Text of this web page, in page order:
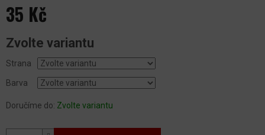
35 Kč
cena:
Zvolte variantu
Strana
Barva
Doručíme do: Zvolte variantu